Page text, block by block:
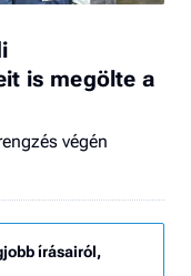
is megölte a
végén
írásairól,